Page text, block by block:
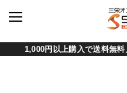
1,000円以上購入で送料無